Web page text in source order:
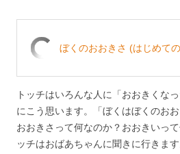
ぼくのおおきさ (はじめて
トッチはいろんな人に「おおきくな
にこう思います。「ぼくはぼくのおお
おおきさって何なのか？おおきいっ
ッチはおばあちゃんに聞きに行きます